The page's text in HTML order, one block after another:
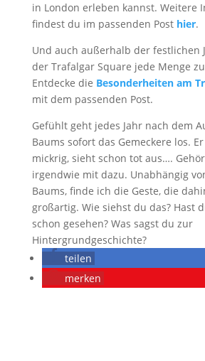
in London erleben kannst. Weitere
findest du im passenden Post hier.
Und auch außerhalb der festlichen
der Trafalgar Square jede Menge
Entdecke die Besonderheiten am
mit dem passenden Post.
Gefühlt geht jedes Jahr nach dem
Baums sofort das Gemeckere los.
mickrig, sieht schon tot aus….
irgendwie mit dazu. Unabhängig
Baums, finde ich die Geste, die
großartig. Wie siehst du das? Hast
schon gesehen? Was sagst du zur
Hintergrundgeschichte?
teilen
merken